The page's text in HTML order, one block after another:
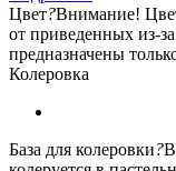
Цвет?Внимание!
от приведенных из-
предназначены
Колеровка
База для колеровки?